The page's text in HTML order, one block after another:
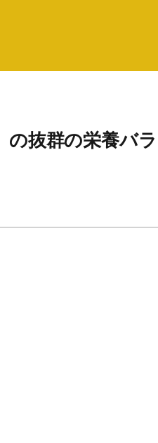
抜群の栄養バラ